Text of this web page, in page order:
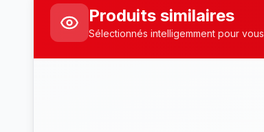
Produits similaires
Sélectionnés intelligemment pour vous